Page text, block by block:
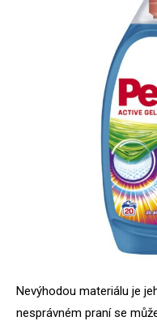
Nevýhodou materiálu je
nesprávném praní se